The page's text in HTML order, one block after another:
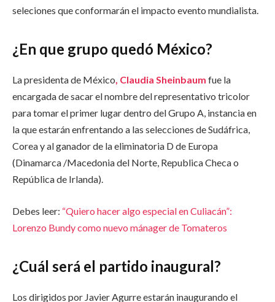
seleciones que conformarán el impacto evento mundialista.
¿En que grupo quedó México?
La presidenta de México, Claudia Sheinbaum fue la
encargada de sacar el nombre del representativo tricolor
para tomar el primer lugar dentro del Grupo A, instancia en
la que estarán enfrentando a las selecciones de Sudáfrica,
Corea y al ganador de la eliminatoria D de Europa
(Dinamarca /Macedonia del Norte, Republica Checa o
República de Irlanda).
Debes leer: “Quiero hacer algo especial en Culiacán”:
Lorenzo Bundy como nuevo mánager de Tomateros
¿Cuál será el partido inaugural?
Los dirigidos por Javier Agurre estarán inaugurando el